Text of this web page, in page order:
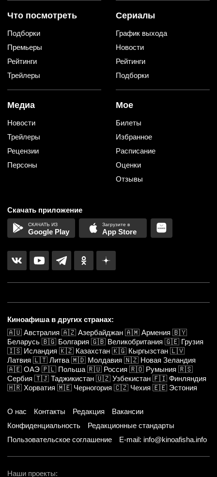
Что посмотреть
Подборки
Премьеры
Рейтинги
Трейлеры
Сериалы
График выхода
Новости
Рейтинги
Подборки
Медиа
Новости
Трейлеры
Рецензии
Персоны
Мое
Билеты
Избранное
Расписание
Оценки
Отзывы
Скачать приложение
Google Play App Store
Киноафиша в других странах:
🇦🇺 Австралия 🇦🇿 Азербайджан 🇦🇲 Армения 🇧🇾
Беларусь 🇧🇬 Болгария 🇬🇧 Великобритания 🇬🇪 Грузия
🇮🇸 Исландия 🇰🇿 Казахстан 🇰🇬 Кыргызстан 🇱🇻
Латвия 🇱🇹 Литва 🇲🇩 Молдавия 🇳🇿 Новая Зеландия
🇦🇪 ОАЭ 🇵🇱 Польша 🇷🇺 Россия 🇷🇴 Румыния 🇷🇸
Сербия 🇹🇯 Таджикистан 🇺🇿 Узбекистан 🇫🇮 Финляндия
🇭🇷 Хорватия 🇲🇪 Черногория 🇨🇿 Чехия 🇪🇪 Эстония
О нас Контакты Редакция
Вакансии
Конфиденциальность
Редакционные стандарты
Пользовательское соглашение
E-mail: info@kinoafisha.info
Наши проекты: